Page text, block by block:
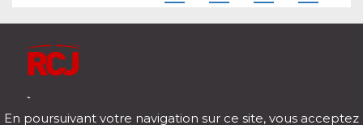
Télécharger notre application pour iOs et Android
En poursuivant votre navigation sur ce site, vous acceptez